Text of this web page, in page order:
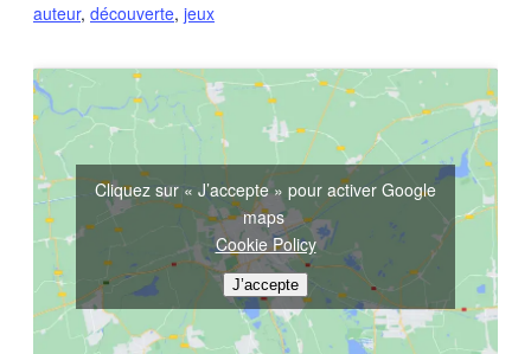
auteur, découverte, jeux
Cliquez sur « J’accepte » pour activer Google
maps
Cookie Policy
J’accepte